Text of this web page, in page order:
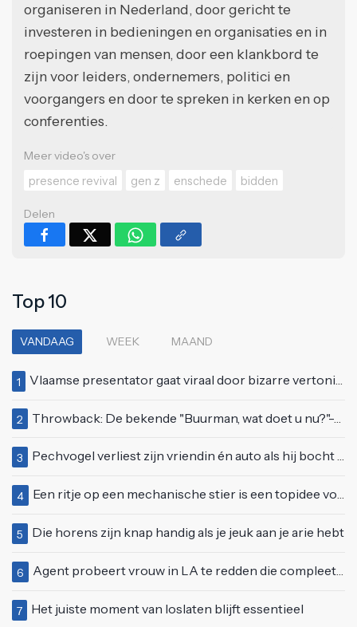
organiseren in Nederland, door gericht te
investeren in bedieningen en organisaties en in
roepingen van mensen, door een klankbord te
zijn voor leiders, ondernemers, politici en
voorgangers en door te spreken in kerken en op
conferenties.
Meer video's over
presence revival
gen z enschede bidden
Delen
Top 10
VANDAAG WEEK MAAND
1 Vlaamse presentator gaat viraal door bizarre vertoning op live televisie: "Helemaal stijf van de bloem"
2 Throwback: De bekende "Buurman, wat doet u nu?"-scène uit Flodder met Tatjana Šimić
3 Pechvogel verliest zijn vriendin én auto als hij bocht te scherp neemt
4 Een ritje op een mechanische stier is een topidee voor een eerste date
5 Die horens zijn knap handig als je jeuk aan je arie hebt
6 Agent probeert vrouw in LA te redden die compleet van het padje is
7 Het juiste moment van loslaten blijft essentieel